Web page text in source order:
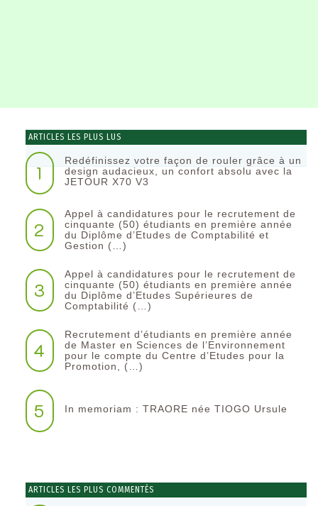
ARTICLES LES PLUS LUS
1
Redéfinissez votre façon de rouler grâce à un
design audacieux, un confort absolu avec la
JETOUR X70 V3
2
Appel à candidatures pour le recrutement de
cinquante (50) étudiants en première année
du Diplôme d’Etudes de Comptabilité et
Gestion (…)
3
Appel à candidatures pour le recrutement de
cinquante (50) étudiants en première année
du Diplôme d’Etudes Supérieures de
Comptabilité (…)
4
Recrutement d’étudiants en première année
de Master en Sciences de l’Environnement
pour le compte du Centre d’Etudes pour la
Promotion, (…)
5 In memoriam : TRAORE née TIOGO Ursule
ARTICLES LES PLUS COMMENTÉS